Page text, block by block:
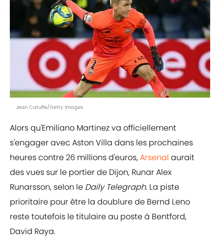
Jean Catuffe/Getty Images
Alors qu'Emiliano Martinez va officiellement
s'engager avec Aston Villa dans les prochaines
heures contre 26 millions d'euros,Arsenal aurait
des vues sur le portier de Dijon, Runar Alex
Runarsson, selon le Daily Telegraph. La piste
prioritaire pour être la doublure de Bernd Leno
reste toutefois le titulaire au poste à Bentford,
David Raya.